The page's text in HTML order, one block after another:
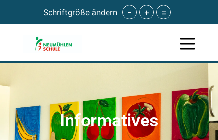
Schriftgröße ändern - + =
Informatives